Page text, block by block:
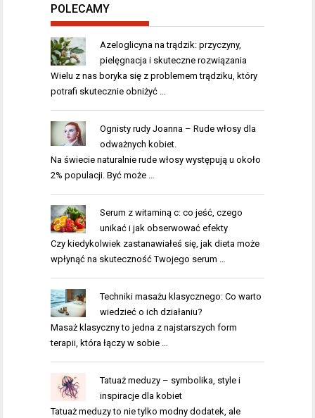
POLECAMY
Azeloglicyna na trądzik: przyczyny,
pielęgnacja i skuteczne rozwiązania
Wielu z nas boryka się z problemem trądziku, który
potrafi skutecznie obniżyć …
Ognisty rudy Joanna – Rude włosy dla
odważnych kobiet.
Na świecie naturalnie rude włosy występują u około
2% populacji. Być może …
Serum z witaminą c: co jeść, czego
unikać i jak obserwować efekty
Czy kiedykolwiek zastanawiałeś się, jak dieta może
wpłynąć na skuteczność Twojego serum …
Techniki masażu klasycznego: Co warto
wiedzieć o ich działaniu?
Masaż klasyczny to jedna z najstarszych form
terapii, która łączy w sobie …
Tatuaż meduzy – symbolika, style i
inspiracje dla kobiet
Tatuaż meduzy to nie tylko modny dodatek, ale